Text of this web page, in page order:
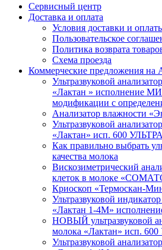
Сервисный центр
Доставка и оплата
Условия доставки и
Пользовательское
Политика возврата
Схема проезда
Коммерческие предложения на
Ультразвуковой
«Лактан » исполнение
модификации с
Анализатор влажности
Ультразвуковой
«Лактан» исп. 600
Как правильно выбрать
качества молока
Вискозиметрический
клеток в молоке
Криоскоп «Термоскан-
Ультразвуковой
«Лактан 1-4М»
НОВЫЙ ультразвуковой
молока «Лактан» исп.
Ультразвуковой